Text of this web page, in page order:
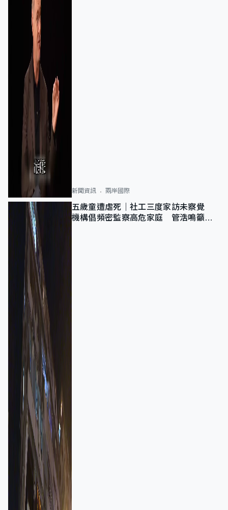
新聞資訊 兩岸國際
五歲童遭虐死｜社工三度家訪未察覺
機構倡頻密監察高危家庭 管浩鳴籲加